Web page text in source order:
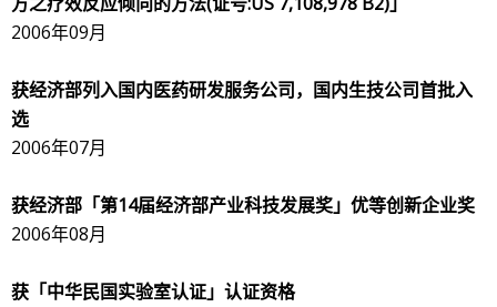
2006年09月
获经济部列入国内医药研发服务公司，国内生技公司首批入
选
2006年07月
获经济部「第14届经济部产业科技发展奖」优等创新企业奖
2006年08月
获「中华民国实验室认证」认证资格